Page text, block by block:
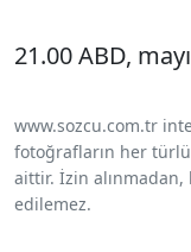
21.00 ABD,
www.sozcu.com.tr
fotoğrafların her türlü
aittir. İzin
edilemez.